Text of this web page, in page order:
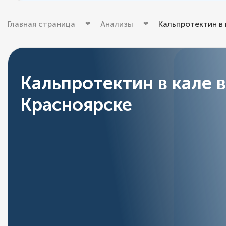
Главная страница Анализы Кальпротектин в
Кальпротектин в кале в
Красноярске